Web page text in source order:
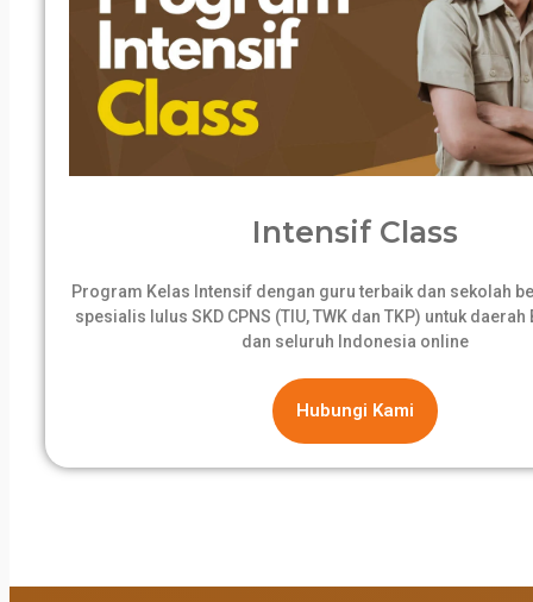
Intensif Class
Program Kelas Intensif dengan guru terbaik dan sekolah
spesialis lulus SKD CPNS (TIU, TWK dan TKP) untuk
dan seluruh Indonesia online
Hubungi Kami